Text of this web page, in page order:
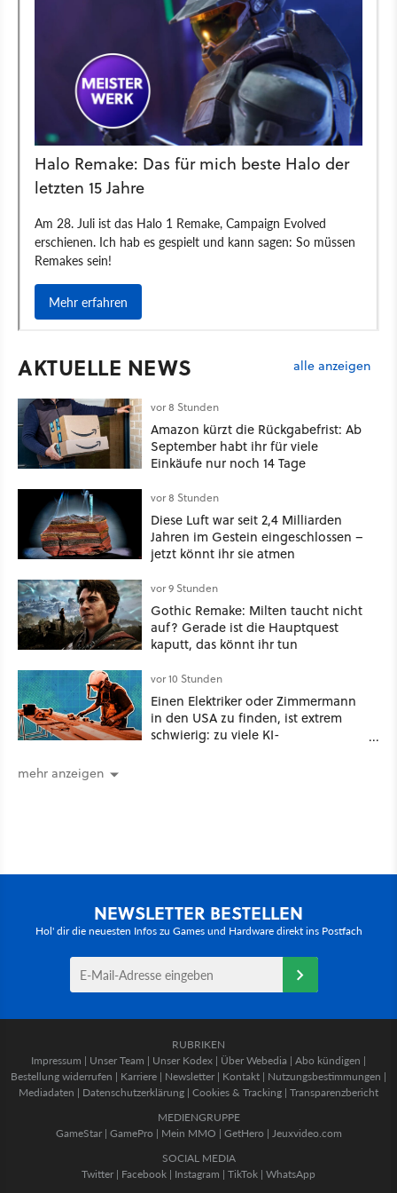
AKTUELLE NEWS alle anzeigen
vor 8 Stunden
Amazon kürzt die Rückgabefrist: Ab
September habt ihr für viele
Einkäufe nur noch 14 Tage
vor 8 Stunden
Diese Luft war seit 2,4 Milliarden
Jahren im Gestein eingeschlossen –
jetzt könnt ihr sie atmen
vor 9 Stunden
Gothic Remake: Milten taucht nicht
auf? Gerade ist die Hauptquest
kaputt, das könnt ihr tun
vor 10 Stunden
Einen Elektriker oder Zimmermann
in den USA zu finden, ist extrem
schwierig: zu viele KI-
mehr anzeigen
NEWSLETTER BESTELLEN
Hol' dir die neuesten Infos zu Games und Hardware direkt ins Postfach
RUBRIKEN
Impressum | Unser Team | Unser Kodex | Über Webedia | Abo kündigen |
Bestellung widerrufen | Karriere | Newsletter | Kontakt | Nutzungsbestimmungen |
Mediadaten | Datenschutzerklärung | Cookies & Tracking | Transparenzbericht
MEDIENGRUPPE
GameStar| GamePro | Mein MMO | GetHero | Jeuxvideo.com
SOCIAL MEDIA
Twitter | Facebook | Instagram | TikTok | WhatsApp